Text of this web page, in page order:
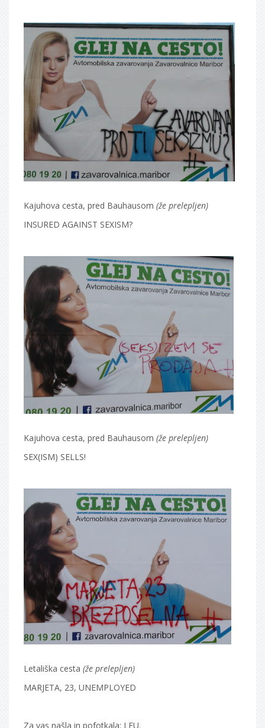
Kajuhova cesta, pred Bauhausom (že prelepljen)
INSURED AGAINST SEXISM?
Kajuhova cesta, pred Bauhausom (že prelepljen)
SEX(ISM) SELLS!
Letališka cesta (že prelepljen)
MARJETA, 23, UNEMPLOYED
Za vas našla in pofotkala: LFU.